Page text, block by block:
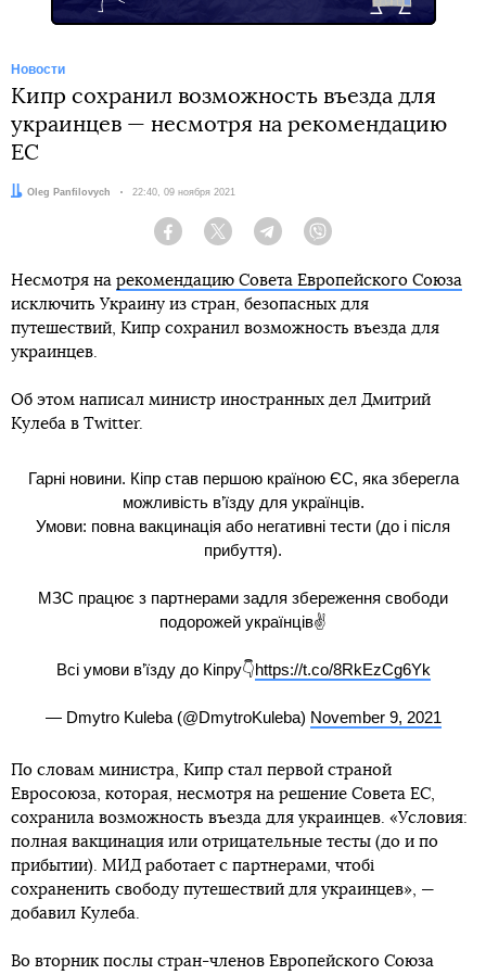
Новости
Кипр сохранил возможность въезда для
украинцев — несмотря на рекомендацию
ЕС
Автор:
Oleg Panfilovych Дата:
22:40, 09 ноября 2021
Facebook Twitter Telegram
Несмотря на рекомендацию Совета Европейского Союза
исключить Украину из стран, безопасных для
путешествий, Кипр сохранил возможность въезда для
украинцев.
Об этом написал министр иностранных дел Дмитрий
Кулеба в Twitter.
Гарні новини. Кіпр став першою країною ЄС, яка зберегла
можливість в’їзду для українців.
Умови: повна вакцинація або негативні тести (до і після
прибуття).
МЗС працює з партнерами задля збереження свободи
подорожей українців✌️
Всі умови в’їзду до Кіпру👇https://t.co/8RkEzCg6Yk
— Dmytro Kuleba (@DmytroKuleba) November 9, 2021
По словам министра, Кипр стал первой страной
Евросоюза, которая, несмотря на решение Совета ЕС,
сохранила возможность въезда для украинцев. «Условия:
полная вакцинация или отрицательные тесты (до и по
прибытии). МИД работает с партнерами, чтобі
сохраненить свободу путешествий для украинцев», —
добавил Кулеба.
Во вторник послы стран-членов Европейского Союза